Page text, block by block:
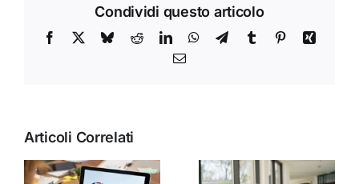
Condividi questo articolo
Facebook BlueskyRedditLinkedInWhatsApp
TelegramTumblr PinterestXing
Email
Articoli Correlati
Perché
l’apprendimento